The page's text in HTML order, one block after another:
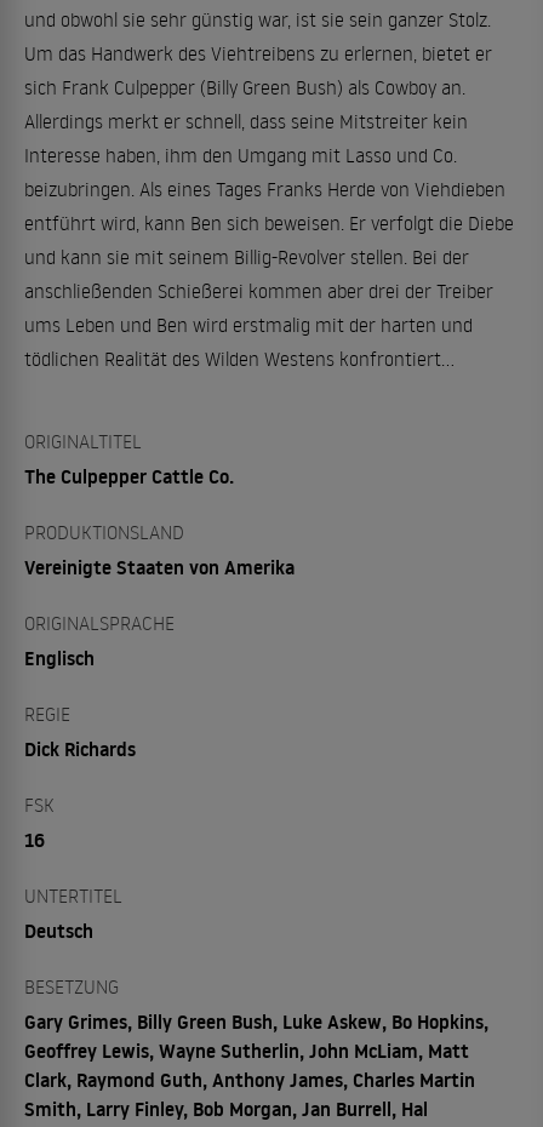
und obwohl sie sehr günstig war, ist sie sein ganzer Stolz.
Um das Handwerk des Viehtreibens zu erlernen, bietet er
sich Frank Culpepper (Billy Green Bush) als Cowboy an.
Allerdings merkt er schnell, dass seine Mitstreiter kein
Interesse haben, ihm den Umgang mit Lasso und Co.
beizubringen. Als eines Tages Franks Herde von Viehdieben
entführt wird, kann Ben sich beweisen. Er verfolgt die Diebe
und kann sie mit seinem Billig-Revolver stellen. Bei der
anschließenden Schießerei kommen aber drei der Treiber
ums Leben und Ben wird erstmalig mit der harten und
tödlichen Realität des Wilden Westens konfrontiert…
ORIGINALTITEL
The Culpepper Cattle Co.
PRODUKTIONSLAND
Vereinigte Staaten von Amerika
ORIGINALSPRACHE
Englisch
REGIE
Dick Richards
FSK
16
UNTERTITEL
Deutsch
BESETZUNG
Gary Grimes, Billy Green Bush, Luke Askew, Bo Hopkins,
Geoffrey Lewis, Wayne Sutherlin, John McLiam, Matt
Clark, Raymond Guth, Anthony James, Charles Martin
Smith, Larry Finley, Bob Morgan, Jan Burrell, Hal